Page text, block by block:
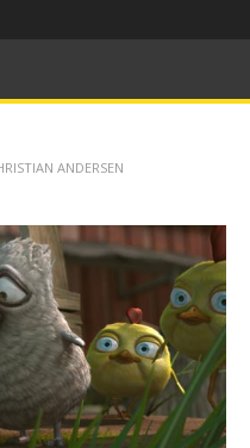
ANDERSEN